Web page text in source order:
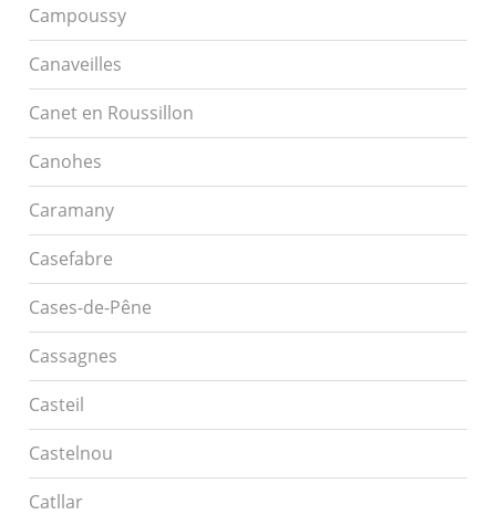
Campoussy
Canaveilles
Canet en Roussillon
Canohes
Caramany
Casefabre
Cases-de-Pêne
Cassagnes
Casteil
Castelnou
Catllar